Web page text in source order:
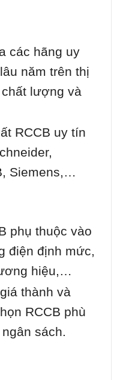
các hãng uy
năm trên thị
lượng và
RCCB uy tín
Siemens,…
phụ thuộc vào
điện định mức,
hiệu,…
thành và
RCCB phù
sách.